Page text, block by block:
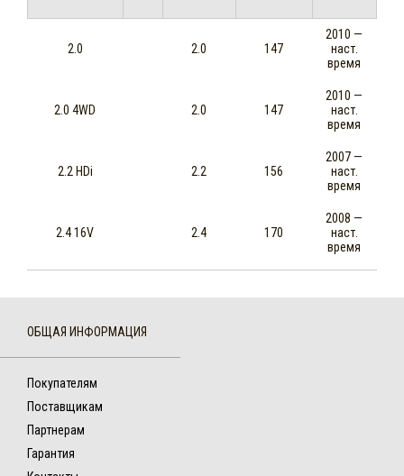
2.0 2.0 147
2010 —
наст.
время
2.0 4WD 2.0 147
2010 —
наст.
время
2.2 HDi 2.2 156
2007 —
наст.
время
2.4 16V 2.4 170
2008 —
наст.
время
ОБЩАЯ ИНФОРМАЦИЯ
Покупателям
Поставщикам
Партнерам
Гарантия